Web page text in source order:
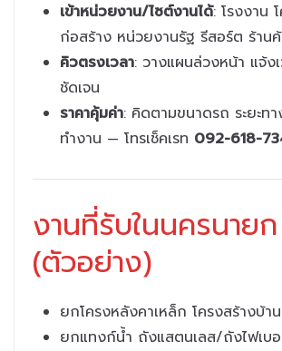
เข้าหน่วยงาน/ไซต์งานได้: โรงงาน
ก่อสร้าง หน่วยงานรัฐ รีสอร์ต ร้าน
คิวตรงเวลา: วางแผนล่วงหน้า แจ้ง
ชัดเจน
ราคาคุ้มค่า: คิดตามขนาดรถ ระยะทา
ทำงาน — โทรเช็คเรท 092-618-
งานที่รับในนครนายก
(ตัวอย่าง)
ยกโครงหลังคาเหล็ก โครงสร้างบ้า
ยกแทงก์น้ำ ถังแสตนเลส/ถังไฟเบ